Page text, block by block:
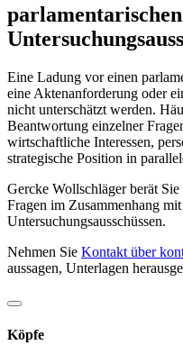
parlamentarischen
Eine Ladung vor einen
eine Aktenanforderung oder
nicht unterschätzt werden.
Beantwortung einzelner
wirtschaftliche Interessen,
strategische Position in
Gercke Wollschläger berät
Fragen im Zusammenhang
Untersuchungsausschüssen.
Nehmen Sie Kontakt über
aussagen, Unterlagen
Köpfe